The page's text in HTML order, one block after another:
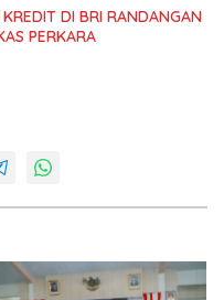
DI BRI RANDANGAN
PERKARA